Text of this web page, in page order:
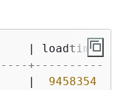
|
+----------
|
9458354